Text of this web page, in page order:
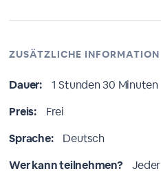
ZUSÄTZLICHE INFORMATION
Dauer:
1 Stunden 30 Minuten
Preis:
Frei
Sprache:
Deutsch
Wer kann teilnehmen?
Jeder